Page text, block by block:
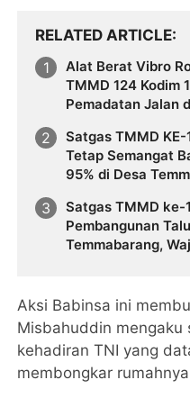
RELATED ARTICLE
Alat Berat Vibro
TMMD 124 Kodim
Satgas TMMD
Tetap Semangat
95% di Desa
Satgas TMMD ke-
Pembangunan
Temmabarang,
Aksi Babinsa ini
Misbahuddin mengaku
kehadiran TNI yang
membongkar